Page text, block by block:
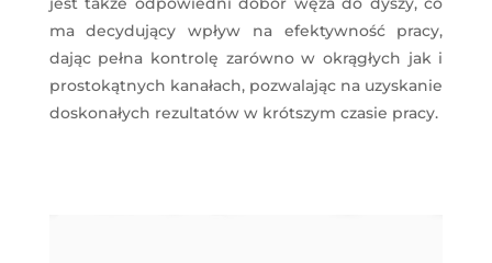
ma decydujący wpływ na efektywność pracy,
dając pełna kontrolę zarówno w okrągłych jak i
prostokątnych kanałach, pozwalając na uzyskanie
doskonałych rezultatów w krótszym czasie pracy.